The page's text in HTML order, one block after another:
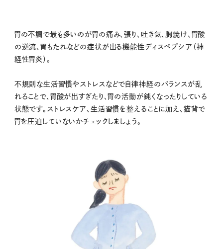
胃の不調で最も多いのが胃の痛み、張り、吐き気、胸焼け、胃酸
の逆流、胃もたれなどの症状が出る機能性ディスペプシア（神
経性胃炎）。
不規則な生活習慣やストレスなどで自律神経のバランスが乱
れることで、胃酸が出すぎたり、胃の活動が鈍くなったりしている
状態です。ストレスケア、生活習慣を整えることに加え、猫背で
胃を圧迫していないかチェックしましょう。